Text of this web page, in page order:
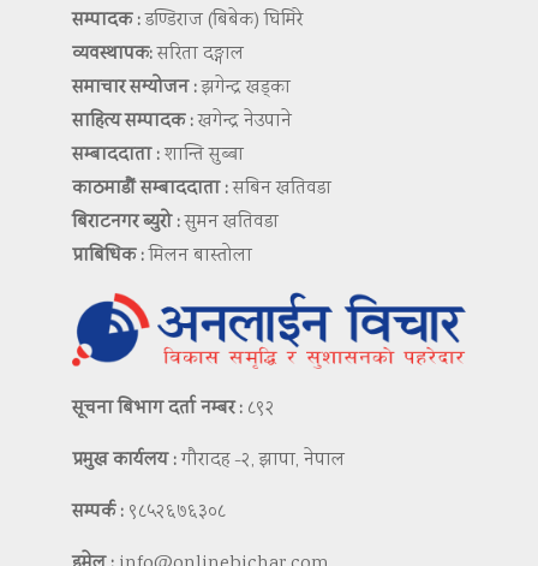
सम्पादक :डण्डिराज (बिबेक) घिमिरे
व्यवस्थापक:सरिता दङ्गाल
समाचार सम्योजन :झगेन्द्र खड्का
साहित्य सम्पादक :खगेन्द्र नेउपाने
सम्बाददाता :शान्ति सुब्बा
काठमाडौं सम्बाददाता :सबिन खतिवडा
बिराटनगर ब्युरो :सुमन खतिवडा
प्राबिधिक :मिलन बास्तोला
सूचना बिभाग दर्ता नम्बर : ८९२
प्रमुख कार्यलय :गौरादह -२, झापा, नेपाल
सम्पर्क : ९८५२६७६३०८